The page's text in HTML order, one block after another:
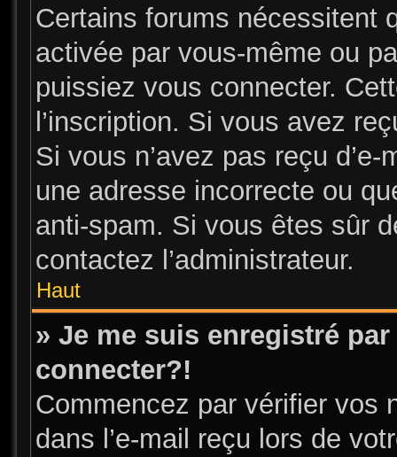
Certains forums nécessitent
activée par vous-même ou
puissiez vous connecter.
l’inscription. Si vous avez
Si vous n’avez pas reçu
une adresse incorrecte ou
anti-spam. Si vous êtes sûr
contactez l’administrateur.
Haut
» Je me suis enregistré
connecter?!
Commencez par vérifier vos
dans l’e-mail reçu lors de